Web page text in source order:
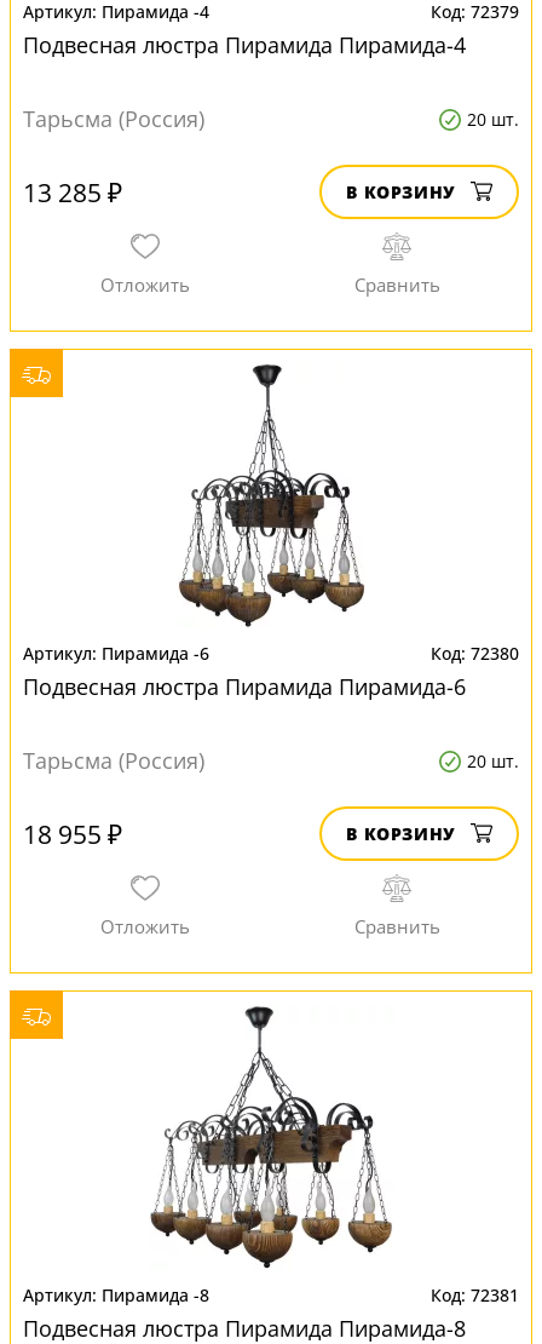
Пирамида -4 72379
Подвесная люстра Пирамида Пирамида-4
Тарьсма (Россия) 20 шт.
13 285 ₽ В КОРЗИНУ
Пирамида -6 72380
Подвесная люстра Пирамида Пирамида-6
Тарьсма (Россия) 20 шт.
18 955 ₽ В КОРЗИНУ
Пирамида -8 72381
Подвесная люстра Пирамида Пирамида-8